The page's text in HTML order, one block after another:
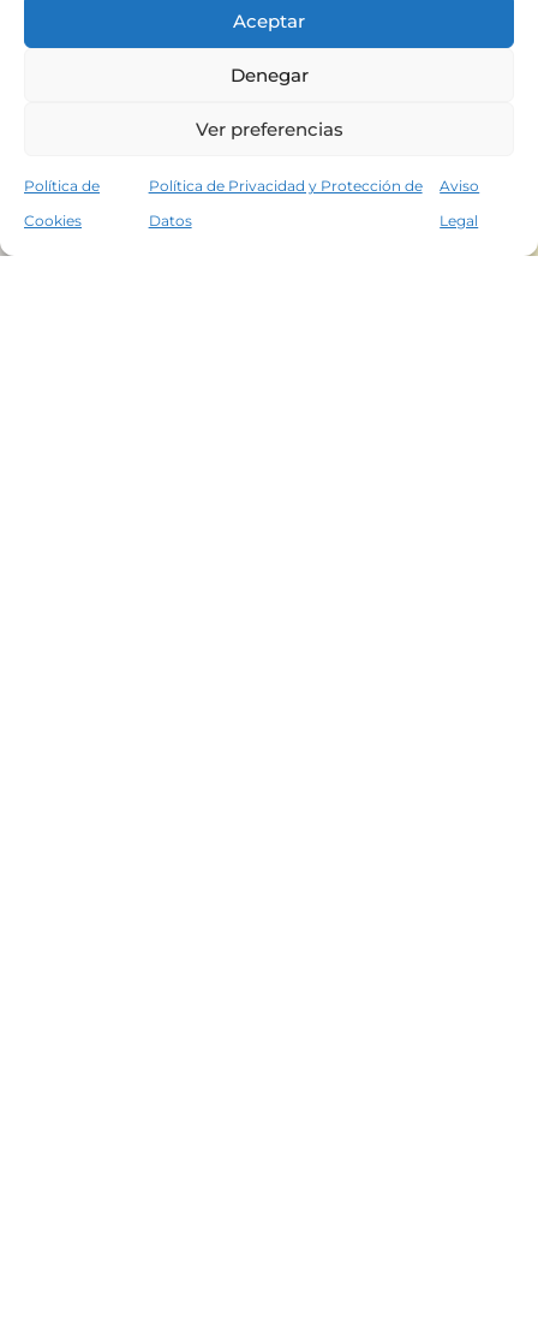
Aceptar
Denegar
Ver preferencias
Política de
Cookies
Política de Privacidad y Protección de
Datos
Aviso
Legal
Enviar